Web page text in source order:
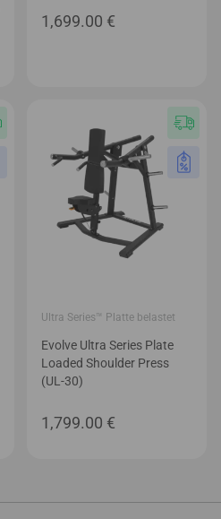
1,699.00 €
Ultra Series™ Platte belastet
Evolve Ultra Series Plate
Loaded Shoulder Press
(UL-30)
1,799.00 €